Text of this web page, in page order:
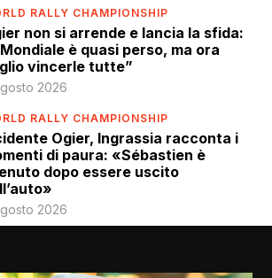
RALLY CHAMPIONSHIP
non si arrende e lancia la sfida:
è quasi perso, ma ora
vincerle tutte”
2026
RALLY CHAMPIONSHIP
Ogier, Ingrassia racconta i
di paura: «Sébastien è
dopo essere uscito
2026